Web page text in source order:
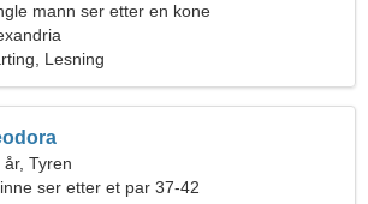
mann ser etter en kone
Lesning
år, Tyren
ser etter et par 37-42